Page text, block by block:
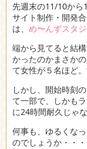
先週末の11/10から
サイト制作・開発
は、 め〜んずスタ
端から見てると結
かったのかまさか
て女性が５名ほど。
しかし、開始時刻
て一部で、しかも
に24時間耐久じゃ
何事も、ゆるくな
のでしょうか・・・